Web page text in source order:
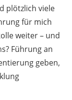
plötzlich viele
für mich
weiter – und
Führung an
geben,